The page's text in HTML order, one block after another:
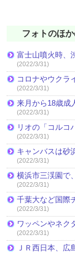
フォトのほ
富士山噴火時、
(2022/3/31)
コロナやウクラ
(2022/3/31)
来月から18歳成
(2022/3/31)
リオの「コルコ
(2022/3/31)
キャンバスは砂
(2022/3/31)
横浜市三渓園で
(2022/3/31)
千葉大など国際
(2022/3/31)
ワッペンやネク
(2022/3/31)
ＪＲ西日本、広